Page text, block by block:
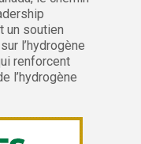
un soutien
l’hydrogène
renforcent
l’hydrogène